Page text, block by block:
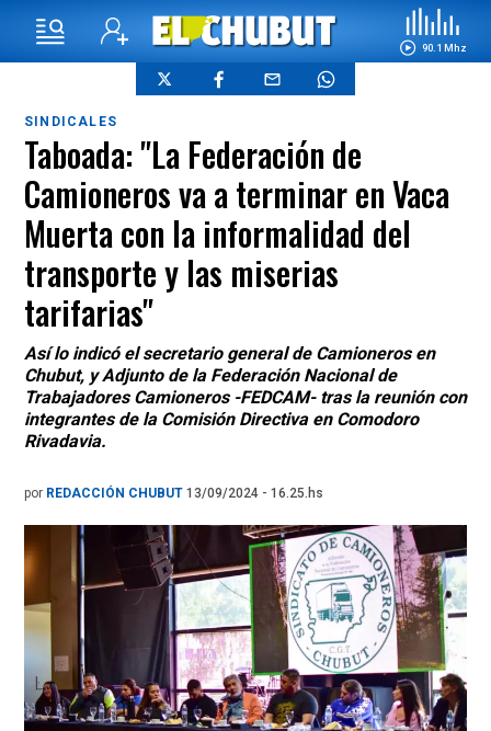
90.1 Mhz
SINDICALES
Taboada: "La Federación de
Camioneros va a terminar en Vaca
Muerta con la informalidad del
transporte y las miserias
tarifarias"
Así lo indicó el secretario general de Camioneros en
Chubut, y Adjunto de la Federación Nacional de
Trabajadores Camioneros -FEDCAM- tras la reunión con
integrantes de la Comisión Directiva en Comodoro
Rivadavia.
por REDACCIÓN CHUBUT 13/09/2024 - 16.25.hs